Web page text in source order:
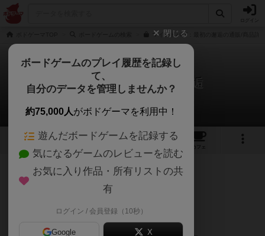
マインドバグ：最初の邂逅の通販/商品詳
マインドバグ：最初の邂逅
りなっぺさんのレビュー
4 5
カフェ
2338名 9名 0 8ヶ月前
【やってみる前と後では印象が違うゲーム】
閉じる
ボードゲームのプレイ履歴を記録し
て、
自分のデータを管理しませんか？
約75,000人がボドゲーマを利用中！
遊んだボードゲームを記録する
気になるゲームのレビューを読む
お気に入り作品・所有リストの共
有
ログイン / 会員登録（10秒）
Google X